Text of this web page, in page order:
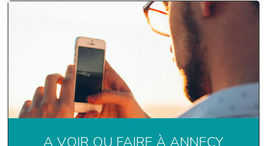
A VOIR OU FAIRE À ANNECY